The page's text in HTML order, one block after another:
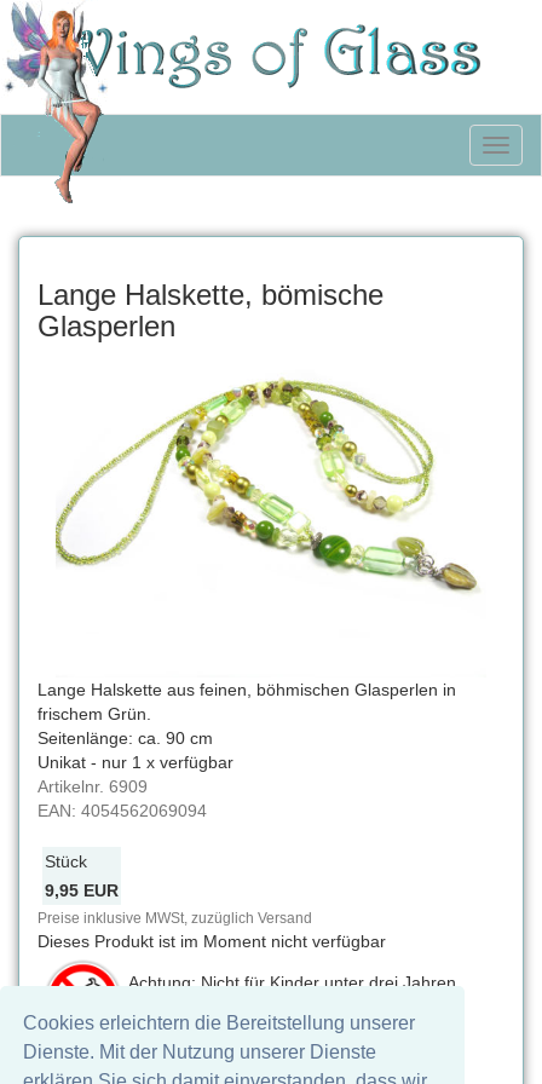
Cookies erleichtern die Bereitstellung unserer
Dienste. Mit der Nutzung unserer Dienste
Lange Halskette, bömische
Glasperlen
Lange Halskette aus feinen, böhmischen Glasperlen in
frischem Grün.
Seitenlänge: ca. 90 cm
Unikat - nur 1 x verfügbar
Artikelnr. 6909
EAN: 4054562069094
Stück
9,95 EUR
Preise inklusive MWSt, zuzüglich Versand
Dieses Produkt ist im Moment nicht verfügbar
Achtung: Nicht für Kinder unter drei Jahren
Erstickungsgefahr
Auf Facebook teilen